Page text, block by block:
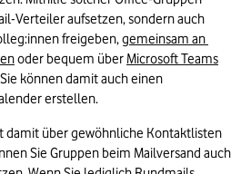
Verteiler aufsetzen, sondern auch
freigeben, gemeinsam an
oder bequem über Microsoft Teams
können damit auch einen
erstellen.
damit über gewöhnliche Kontaktlisten
Sie Gruppen beim Mailversand auch